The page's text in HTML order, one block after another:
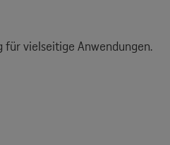
für vielseitige Anwendungen.